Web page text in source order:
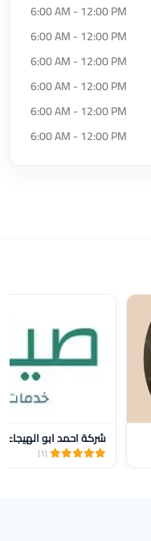
6:00 AM - 12:00 PM
6:00 AM - 12:00 PM
6:00 AM - 12:00 PM
6:00 AM - 12:00 PM
6:00 AM - 12:00 PM
6:00 AM - 12:00 PM
شركة احمد ابو الهيجاء
(1)